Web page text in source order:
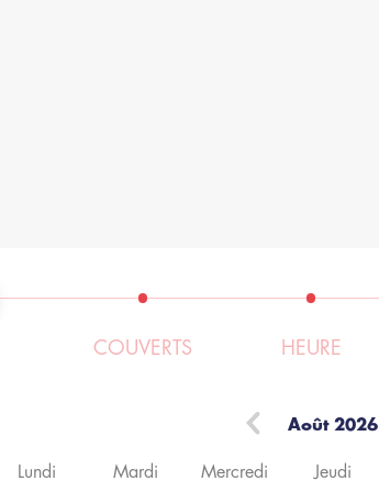
COUVERTS HEURE
Août 2026
Lundi Mardi Mercredi Jeudi